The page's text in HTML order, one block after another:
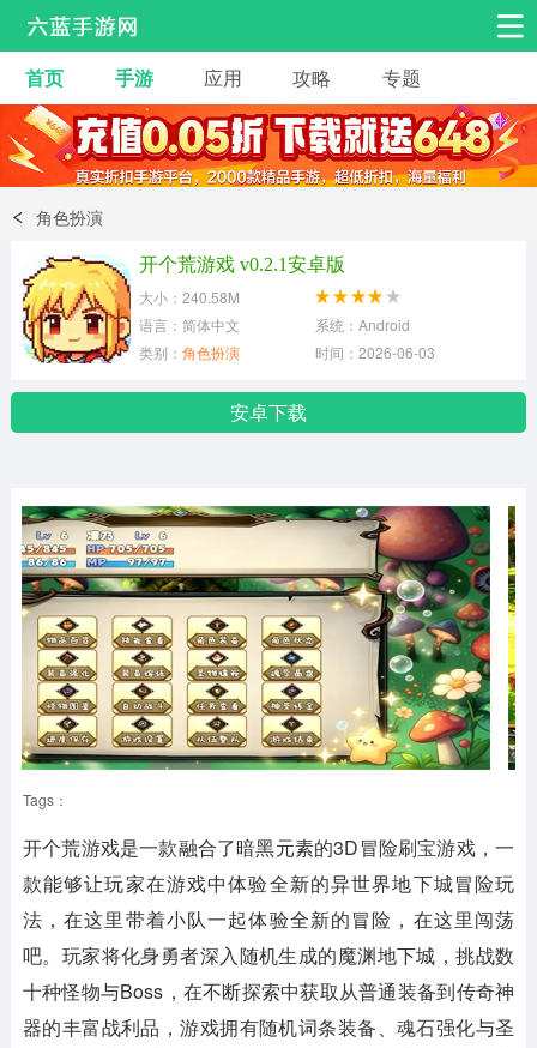
安卓手游 手游工具
热门手游 角色扮演 益智休闲
动作射击
冒险解谜 经营养成
体育竞技
首页 手游 应用 攻略 专题
角色扮演
开个荒游戏 v0.2.1安卓版
大小：240.58M
语言：简体中文
系统：Android
类别： 角色扮演 时间：2026-06-03
安卓下载
Tags：
开个荒游戏是一款融合了暗黑元素的3D冒险刷宝游戏，一
款能够让玩家在游戏中体验全新的异世界地下城冒险玩
法，在这里带着小队一起体验全新的冒险，在这里闯荡
吧。玩家将化身勇者深入随机生成的魔渊地下城，挑战数
十种怪物与Boss，在不断探索中获取从普通装备到传奇神
器的丰富战利品，游戏拥有随机词条装备、魂石强化与圣